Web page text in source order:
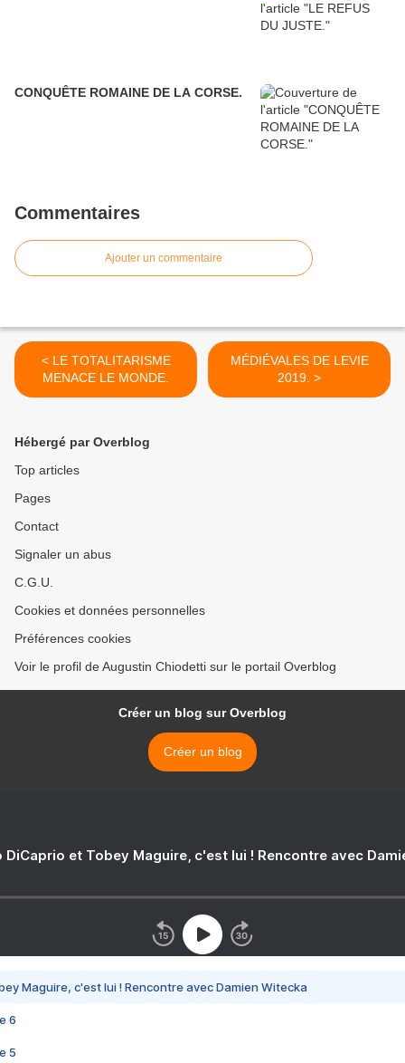
CONQUÊTE ROMAINE DE LA CORSE.
Commentaires
Ajouter un commentaire
< LE TOTALITARISME
MENACE LE MONDE.
MÉDIÉVALES DE LEVIE
2019. >
Hébergé par Overblog
Top articles
Pages
Contact
Signaler un abus
C.G.U.
Cookies et données personnelles
Préférences cookies
Voir le profil de Augustin Chiodetti sur le portail Overblog
Créer un blog sur Overblog
Créer un blog
DiCaprio et Tobey Maguire, c'est lui ! Rencontre avec
Maguire, c'est lui ! Rencontre avec Damien Witecka
6
5